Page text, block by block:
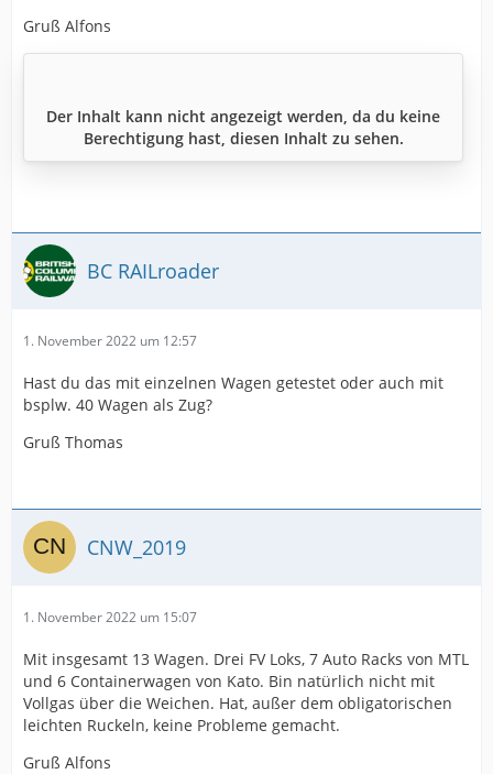
Gruß Alfons
Der Inhalt kann nicht angezeigt werden, da du keine
Berechtigung hast, diesen Inhalt zu sehen.
BC RAILroader
1. November 2022 um 12:57
Hast du das mit einzelnen Wagen getestet oder auch mit
bsplw. 40 Wagen als Zug?
Gruß Thomas
CNW_2019
1. November 2022 um 15:07
Mit insgesamt 13 Wagen. Drei FV Loks, 7 Auto Racks von MTL
und 6 Containerwagen von Kato. Bin natürlich nicht mit
Vollgas über die Weichen. Hat, außer dem obligatorischen
leichten Ruckeln, keine Probleme gemacht.
Gruß Alfons